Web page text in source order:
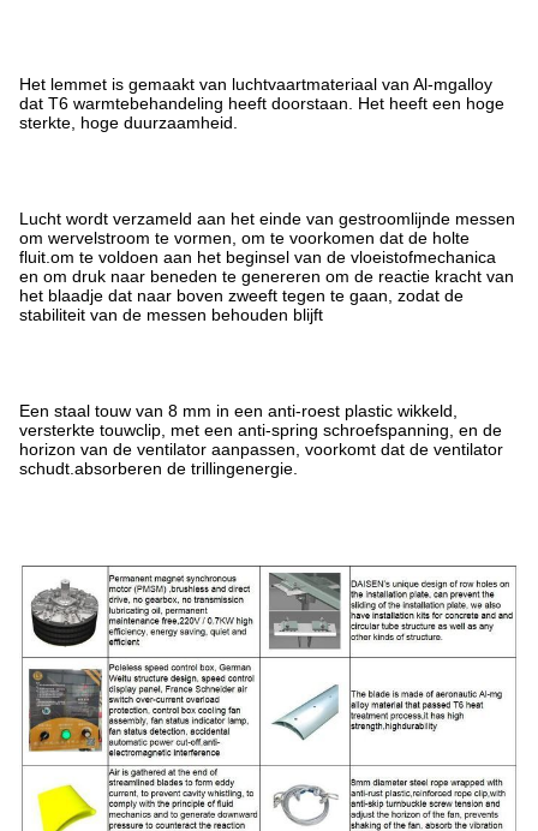
Het lemmet is gemaakt van luchtvaartmateriaal van Al-mgalloy
dat T6 warmtebehandeling heeft doorstaan. Het heeft een hoge
sterkte, hoge duurzaamheid.
Lucht wordt verzameld aan het einde van gestroomlijnde messen
om wervelstroom te vormen, om te voorkomen dat de holte
fluit.om te voldoen aan het beginsel van de vloeistofmechanica
en om druk naar beneden te genereren om de reactie kracht van
het blaadje dat naar boven zweeft tegen te gaan, zodat de
stabiliteit van de messen behouden blijft
Een staal touw van 8 mm in een anti-roest plastic wikkeld,
versterkte touwclip, met een anti-spring schroefspanning, en de
horizon van de ventilator aanpassen, voorkomt dat de ventilator
schudt.absorberen de trillingenergie.